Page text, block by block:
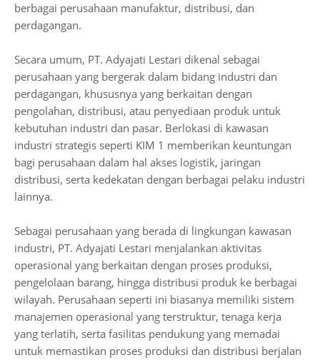
berbagai perusahaan manufaktur, distribusi, dan
perdagangan.
Secara umum, PT. Adyajati Lestari dikenal sebagai
perusahaan yang bergerak dalam bidang industri dan
perdagangan, khususnya yang berkaitan dengan
pengolahan, distribusi, atau penyediaan produk untuk
kebutuhan industri dan pasar. Berlokasi di kawasan
industri strategis seperti KIM 1 memberikan keuntungan
bagi perusahaan dalam hal akses logistik, jaringan
distribusi, serta kedekatan dengan berbagai pelaku industri
lainnya.
Sebagai perusahaan yang berada di lingkungan kawasan
industri, PT. Adyajati Lestari menjalankan aktivitas
operasional yang berkaitan dengan proses produksi,
pengelolaan barang, hingga distribusi produk ke berbagai
wilayah. Perusahaan seperti ini biasanya memiliki sistem
manajemen operasional yang terstruktur, tenaga kerja
yang terlatih, serta fasilitas pendukung yang memadai
untuk memastikan proses produksi dan distribusi berjalan